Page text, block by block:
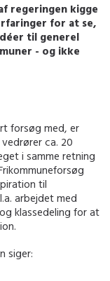
regeringen kigge
for at se,
til generel
- og ikke
forsøg med, er
ca. 20
i samme retning
til
arbejdet med
klassedeling for at
siger: